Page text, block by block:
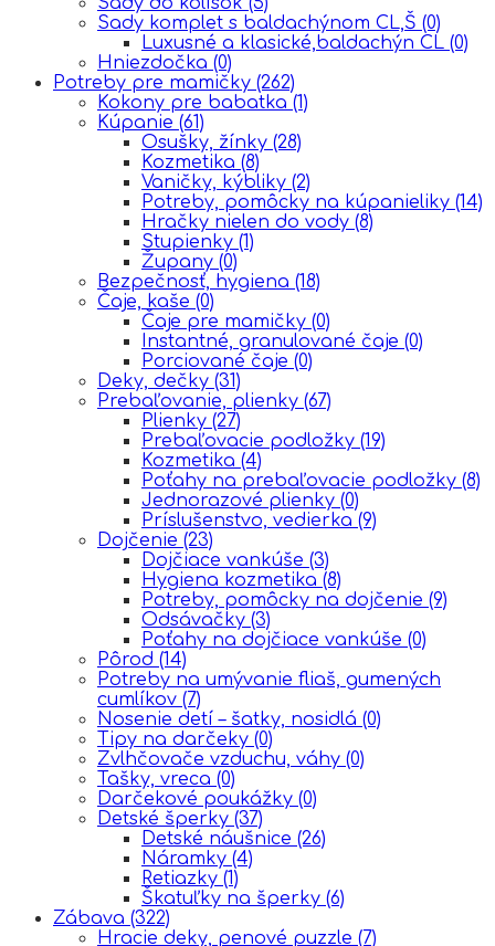
Sady komplet s baldachýnom CL,Š (0)
Luxusné a klasické,baldachýn CL (0)
Hniezdočka (0)
Potreby pre mamičky (262)
Kokony pre babatka (1)
Kúpanie (61)
Osušky, žínky (28)
Kozmetika (8)
Vaničky, kýbliky (2)
Potreby, pomôcky na kúpanieliky (14)
Hračky nielen do vody (8)
Stupienky (1)
Župany (0)
Bezpečnosť, hygiena (18)
Čaje, kaše (0)
Čaje pre mamičky (0)
Instantné, granulované čaje (0)
Porciované čaje (0)
Deky, dečky (31)
Prebaľovanie, plienky (67)
Plienky (27)
Prebaľovacie podložky (19)
Kozmetika (4)
Poťahy na prebaľovacie podložky (8)
Jednorazové plienky (0)
Príslušenstvo, vedierka (9)
Dojčenie (23)
Dojčiace vankúše (3)
Hygiena kozmetika (8)
Potreby, pomôcky na dojčenie (9)
Odsávačky (3)
Poťahy na dojčiace vankúše (0)
Pôrod (14)
Potreby na umývanie fliaš, gumených
cumlíkov (7)
Nosenie detí – šatky, nosidlá (0)
Tipy na darčeky (0)
Zvlhčovače vzduchu, váhy (0)
Tašky, vreca (0)
Darčekové poukážky (0)
Detské šperky (37)
Detské náušnice (26)
Náramky (4)
Retiazky (1)
Škatuľky na šperky (6)
Zábava (322)
Hracie deky, penové puzzle (7)